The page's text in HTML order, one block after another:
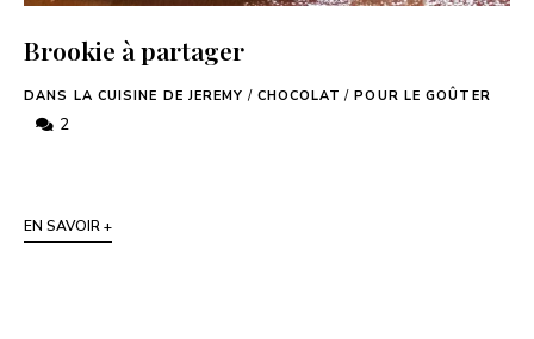
Brookie à partager
DANS LA CUISINE DE JEREMY / CHOCOLAT / POUR LE GOÛTER
2
EN SAVOIR +